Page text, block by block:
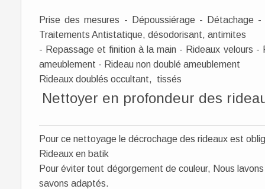
Prise des mesures - Dépoussiérage -
Traitements Antistatique, désodorisant, antimites
- Repassage et finition à la main - Rideaux velours
ameublement - Rideau non doublé ameublement
Rideaux doublés occultant, tissés
Nettoyer en profondeur des
Pour ce nettoyage le décrochage des rideaux est
Rideaux en batik
Pour éviter tout dégorgement de couleur, Nous
savons adaptés.